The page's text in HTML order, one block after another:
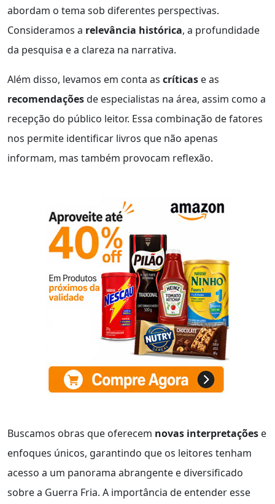
abordam o tema sob diferentes perspectivas.
Consideramos a relevância histórica, a profundidade
da pesquisa e a clareza na narrativa.
Além disso, levamos em conta as críticas e as
recomendaçõesde especialistas na área, assim como a
recepção do público leitor. Essa combinação de fatores
nos permite identificar livros que não apenas
informam, mas também provocam reflexão.
Buscamos obras que oferecem novas interpretações e
enfoques únicos, garantindo que os leitores tenham
acesso a um panorama abrangente e diversificado
sobre a Guerra Fria. A importância de entender esse